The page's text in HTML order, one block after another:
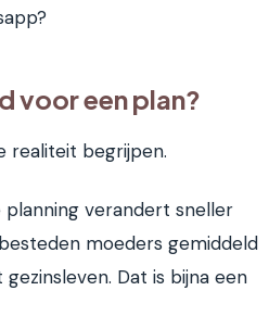
voor een plan?
realiteit begrijpen.
verandert sneller
moeders gemiddeld
Dat is bijna een